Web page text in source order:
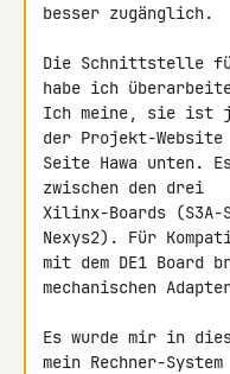
besser zugänglich.
Die Schnittstelle
habe ich
Ich meine, sie ist
der Projekt-Website
Seite Hawa unten.
zwischen den drei
Xilinx-Boards
Nexys2). Für
mit dem DE1 Board
mechanischen
Es wurde mir in
mein Rechner-System